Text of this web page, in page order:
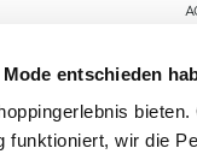
entschieden
wir die